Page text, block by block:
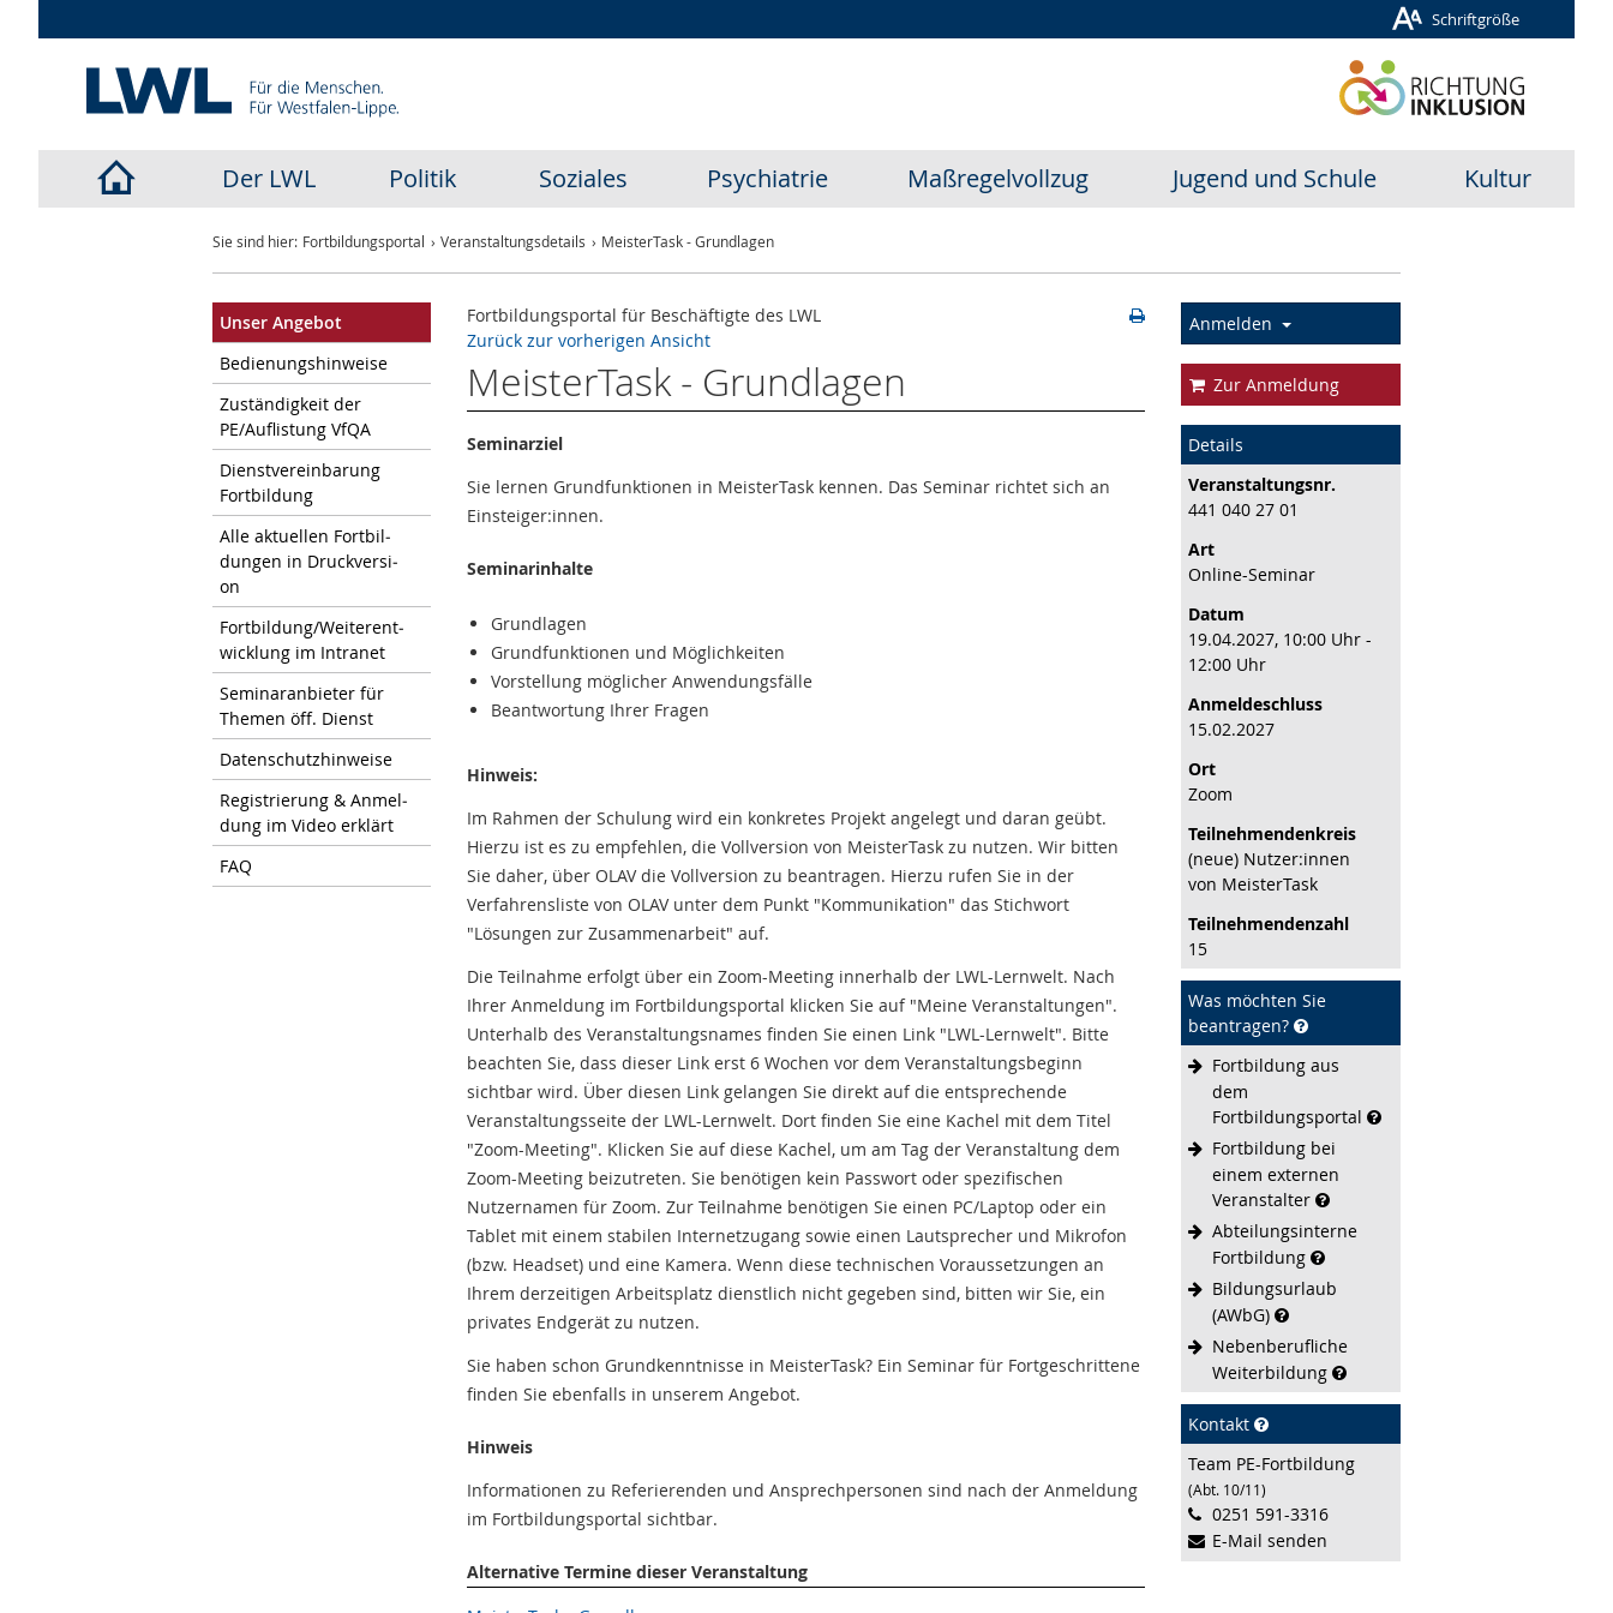
Schriftgröße
Der LWL Politik Soziales Psychiatrie Maßregelvollzug Jugend und Schule Kultur
Sie sind hier: Fortbildungsportal Veranstaltungsdetails MeisterTask - Grundlagen
Unser An­ge­bot
Be­die­nungs­hin­wei­se
Zu­stän­dig­keit der
PE/Auf­lis­tung VfQA
Dienst­ver­ein­ba­rung
Fort­bil­dung
Alle ak­tu­el­len Fort­bil­
dun­gen in Druck­ver­si­
on
Fort­bil­dung/Wei­ter­ent­
wick­lung im In­tra­net
Se­mi­nar­an­bie­ter für
The­men öff. Dienst
Da­ten­schutz­hin­wei­se
Re­gis­trie­rung & An­mel­
dung im Video er­klärt
FAQ
Fortbildungsportal für Beschäftigte des LWL
Zurück zur vorherigen Ansicht
MeisterTask - Grundlagen
Seminarziel
Sie lernen Grundfunktionen in MeisterTask kennen. Das Seminar richtet sich an
Einsteiger:innen.
Seminarinhalte
Grundlagen
Grundfunktionen und Möglichkeiten
Vorstellung möglicher Anwendungsfälle
Beantwortung Ihrer Fragen
Hinweis:
Im Rahmen der Schulung wird ein konkretes Projekt angelegt und daran geübt.
Hierzu ist es zu empfehlen, die Vollversion von MeisterTask zu nutzen. Wir bitten
Sie daher, über OLAV die Vollversion zu beantragen. Hierzu rufen Sie in der
Verfahrensliste von OLAV unter dem Punkt "Kommunikation" das Stichwort
"Lösungen zur Zusammenarbeit" auf.
Die Teilnahme erfolgt über ein Zoom-Meeting innerhalb der LWL-Lernwelt. Nach
Ihrer Anmeldung im Fortbildungsportal klicken Sie auf "Meine Veranstaltungen".
Unterhalb des Veranstaltungsnames finden Sie einen Link "LWL-Lernwelt". Bitte
beachten Sie, dass dieser Link erst 6 Wochen vor dem Veranstaltungsbeginn
sichtbar wird. Über diesen Link gelangen Sie direkt auf die entsprechende
Veranstaltungsseite der LWL-Lernwelt. Dort finden Sie eine Kachel mit dem Titel
"Zoom-Meeting". Klicken Sie auf diese Kachel, um am Tag der Veranstaltung dem
Zoom-Meeting beizutreten. Sie benötigen kein Passwort oder spezifischen
Nutzernamen für Zoom. Zur Teilnahme benötigen Sie einen PC/Laptop oder ein
Tablet mit einem stabilen Internetzugang sowie einen Lautsprecher und Mikrofon
(bzw. Headset) und eine Kamera. Wenn diese technischen Voraussetzungen an
Ihrem derzeitigen Arbeitsplatz dienstlich nicht gegeben sind, bitten wir Sie, ein
privates Endgerät zu nutzen.
Sie haben schon Grundkenntnisse in MeisterTask? Ein Seminar für Fortgeschrittene
finden Sie ebenfalls in unserem Angebot.
Hinweis
Informationen zu Referierenden und Ansprechpersonen sind nach der Anmeldung
im Fortbildungsportal sichtbar.
Alternative Termine dieser Veranstaltung
Anmelden
Zur Anmeldung
Details
Veranstaltungs­nr.
441 040 27 01
Art
Online-Seminar
Datum
19.04.2027, 10:00 Uhr -
12:00 Uhr
Anmeldeschluss
15.02.2027
Ort
Zoom
Teilnehmenden­kreis
(neue) Nutzer:innen
von MeisterTask
Teilnehmenden­zahl
15
Was möchten Sie
beantragen?
Fortbildung aus
dem
Fortbildungsportal
Fortbildung bei
einem externen
Veranstalter
Abteilungsinterne
Fortbildung
Bildungsurlaub
(AWbG)
Nebenberufliche
Weiterbildung
Kontakt
Team PE-Fortbildung
(Abt. 10/11)
0251 591-3316
E-Mail senden